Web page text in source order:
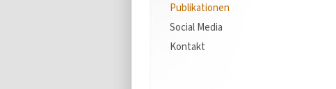
Publikationen
Social Media
Kontakt